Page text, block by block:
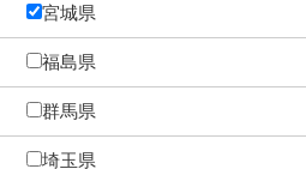
宮城県
福島県
群馬県
埼玉県